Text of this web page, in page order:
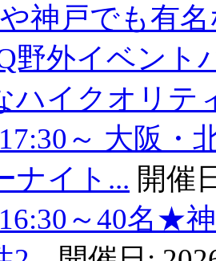
神戸でも有
野外イベント
ハイクオリテ
～ 大阪
ナイト... 開催
～40名★